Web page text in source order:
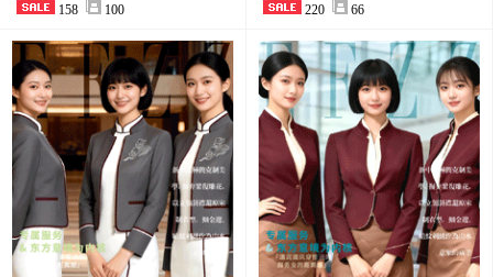
校服定制图鉴
158 100
服画册220 66